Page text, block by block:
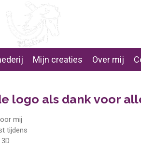
Mijn creaties Over mij
logo als dank voor
mij
tijdens